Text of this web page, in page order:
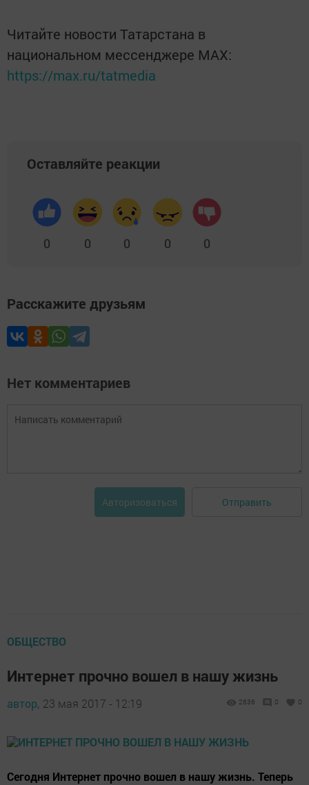
Читайте новости Татарстана в
национальном мессенджере MАХ:
https://max.ru/tatmedia
Оставляйте реакции
0 0 0 0 0
Расскажите друзьям
Нет комментариев
Авторизоваться Отправить
ОБЩЕСТВО
Интернет прочно вошел в нашу жизнь
автор, 23 мая 2017 - 12:19 2636 0 0
Сегодня Интернет прочно вошел в нашу жизнь. Теперь